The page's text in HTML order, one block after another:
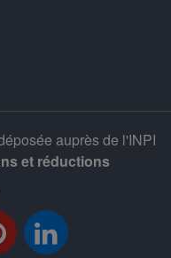
auprès de l'INPI
et réductions